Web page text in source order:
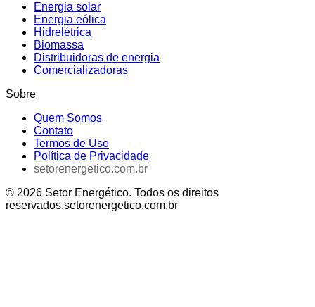
Energia solar
Energia eólica
Hidrelétrica
Biomassa
Distribuidoras de energia
Comercializadoras
Sobre
Quem Somos
Contato
Termos de Uso
Política de Privacidade
setorenergetico.com.br
© 2026 Setor Energético. Todos os direitos
reservados.setorenergetico.com.br